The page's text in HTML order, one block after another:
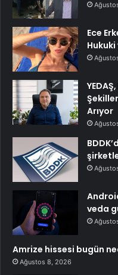
Ece
Arıyor
veda
Amrize hissesi bugün
Ağustos 8, 2026